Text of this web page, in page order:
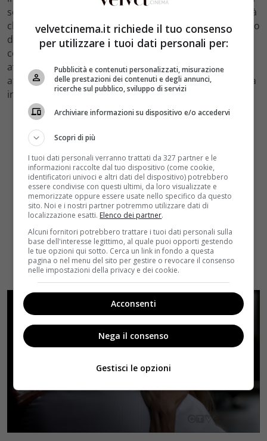
sentimenti per l’ex marito, Teddy ovviamente non vorrà
che suo figlio cresca senza un padre e Owen sarà messo
di fronte ad una dura scelta. Ancora non si hanno
conferme di quello appena detto ma sembrerebbe
avere delle basi fondate. Non possiamo fare altro che
attendere le nuove anticipazioni e ovviamente la messa
in onda dei prossimi mesi.
velvetcinema.it richiede il tuo consenso
per utilizzare i tuoi dati personali per:
Pubblicità e contenuti personalizzati, misurazione
delle prestazioni dei contenuti e degli annunci,
ricerche sul pubblico, sviluppo di servizi
Archiviare informazioni su dispositivo e/o accedervi
Scopri di più
I tuoi dati personali verranno trattati da 327 partner e le
informazioni raccolte dal tuo dispositivo (come cookie,
identificatori univoci e altri dati del dispositivo) potrebbero
essere condivise con questi ultimi, da loro visualizzate e
memorizzate oppure essere usate nello specifico da questo
sito. Noi e i nostri partner potremmo utilizzare dati di
localizzazione esatti. Elenco dei partner.
Alcuni fornitori potrebbero trattare i tuoi dati personali sulla
base dell'interesse legittimo, al quale puoi opporti gestendo
le tue opzioni qui sotto. Cerca un link in fondo a questa
pagina o nel menu del sito per gestire o revocare il consenso
nelle impostazioni della privacy e dei cookie.
Acconsenti
Nega il consenso
Gestisci le opzioni